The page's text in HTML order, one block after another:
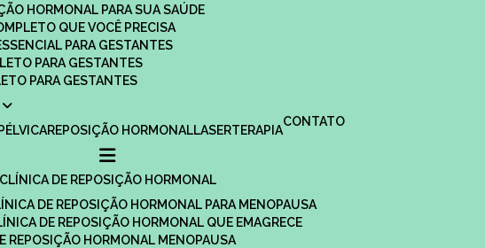
HORMONAL PARA SUA SAÚDE
QUE VOCÊ PRECISA
PARA GESTANTES
PARA GESTANTES
PARA GESTANTES
REPOSIÇÃO HORMONAL LASERTERAPIA
CONTATO
CLÍNICA DE REPOSIÇÃO HORMONAL
DE REPOSIÇÃO HORMONAL PARA MENOPAUSA
DE REPOSIÇÃO HORMONAL QUE EMAGRECE
REPOSIÇÃO HORMONAL MENOPAUSA